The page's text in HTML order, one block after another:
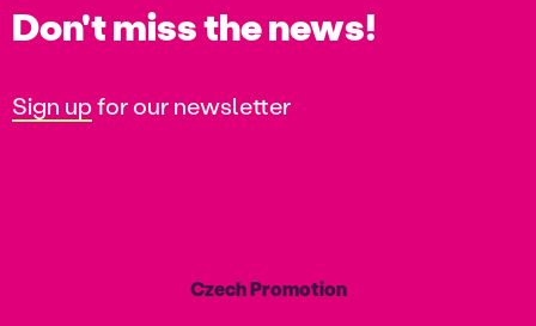
Don't miss the news!
Sign upfor our newsletter
Czech Promotion